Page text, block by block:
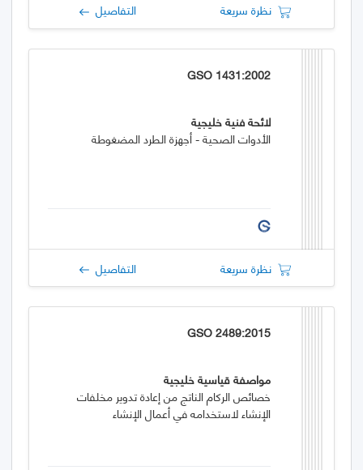
نظرة سريعة التفاصيل
GSO 1431:2002
لائحة فنية خليجية
الأدوات الصحية - أجهزة الطرد المضغوطة
نظرة سريعة التفاصيل
GSO 2489:2015
مواصفة قياسية خليجية
خصائص الركام الناتج من إعادة تدوير مخلفات
الإنشاء لاستخدامه في أعمال الإنشاء